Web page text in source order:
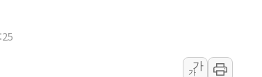
충북 주말 무더위 지속…청주·진천 35도, 곳곳 소나기
가
가